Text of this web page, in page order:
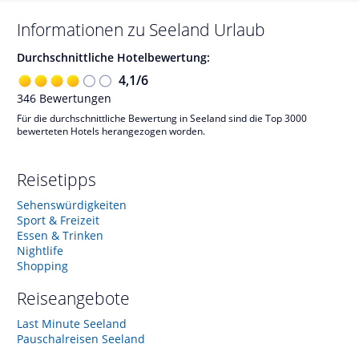
Informationen zu Seeland Urlaub
Durchschnittliche Hotelbewertung:
4,1/6
346 Bewertungen
Für die durchschnittliche Bewertung in Seeland sind die Top 3000
bewerteten Hotels herangezogen worden.
Reisetipps
Sehenswürdigkeiten
Sport & Freizeit
Essen & Trinken
Nightlife
Shopping
Reiseangebote
Last Minute Seeland
Pauschalreisen Seeland